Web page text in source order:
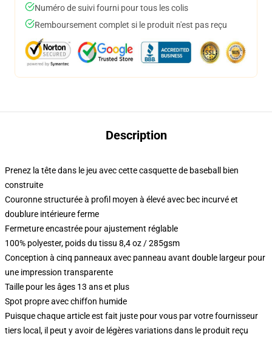
Numéro de suivi fourni pour tous les colis
Remboursement complet si le produit n'est pas reçu
Description
Prenez la tête dans le jeu avec cette casquette de baseball bien
construite
Couronne structurée à profil moyen à élevé avec bec incurvé et
doublure intérieure ferme
Fermeture encastrée pour ajustement réglable
100% polyester, poids du tissu 8,4 oz / 285gsm
Conception à cinq panneaux avec panneau avant double largeur pour
une impression transparente
Taille pour les âges 13 ans et plus
Spot propre avec chiffon humide
Puisque chaque article est fait juste pour vous par votre fournisseur
tiers local, il peut y avoir de légères variations dans le produit reçu